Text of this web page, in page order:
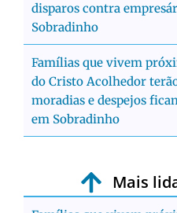
disparos contra
Sobradinho
Famílias que vivem
do Cristo Acolhedor
moradias e despejos
em Sobradinho
Mais